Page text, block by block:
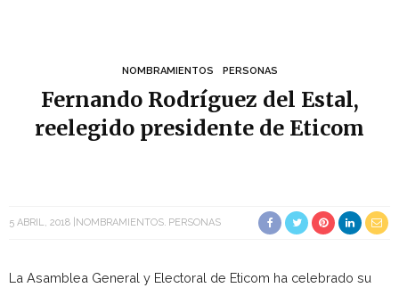
NOMBRAMIENTOS PERSONAS
Fernando Rodríguez del Estal,
reelegido presidente de Eticom
5 ABRIL, 2018 NOMBRAMIENTOS PERSONAS
La Asamblea General y Electoral de Eticom ha celebrado su